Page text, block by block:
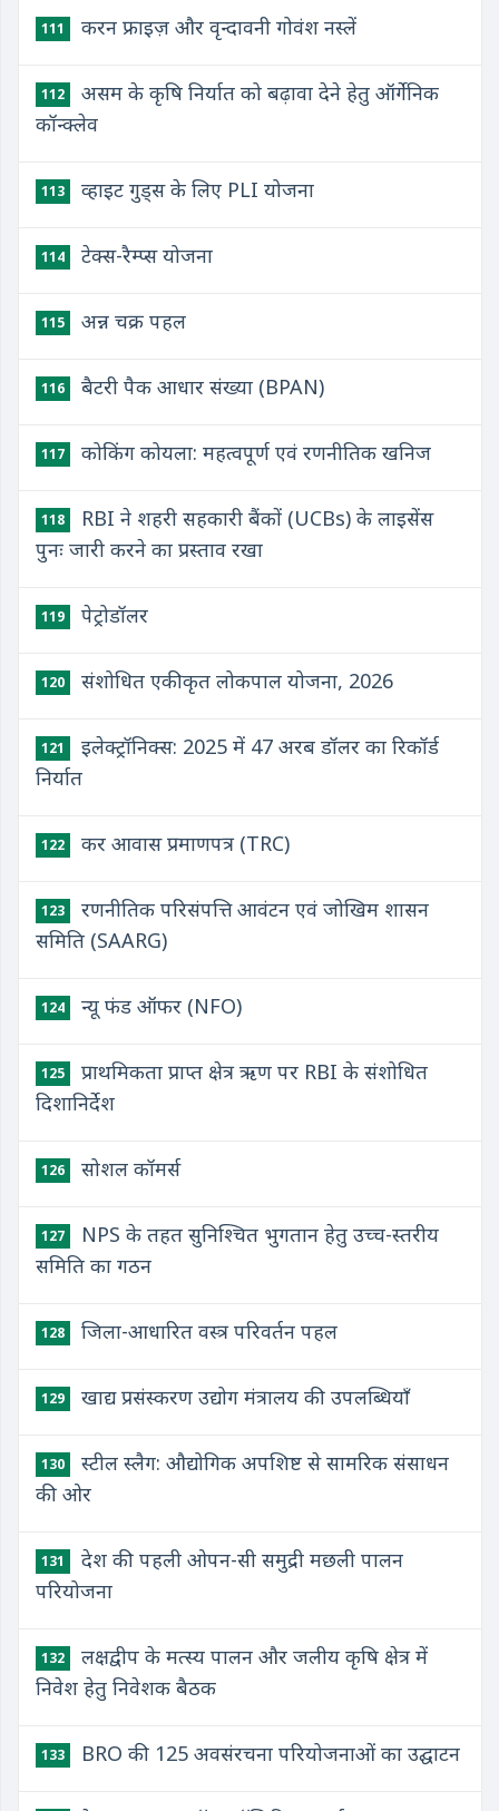
111 करन फ्राइज़ और वृन्दावनी गोवंश नस्लें
112
असम के कृषि निर्यात को बढ़ावा देने हेतु ऑर्गेनिक
कॉन्क्लेव
113 व्हाइट गुड्स के लिए PLI योजना
114 टेक्स-रैम्प्स योजना
115 अन्न चक्र पहल
116 बैटरी पैक आधार संख्या (BPAN)
117 कोकिंग कोयला: महत्वपूर्ण एवं रणनीतिक खनिज
118
RBI ने शहरी सहकारी बैंकों (UCBs) के लाइसेंस
पुनः जारी करने का प्रस्ताव रखा
119 पेट्रोडॉलर
120 संशोधित एकीकृत लोकपाल योजना, 2026
121
इलेक्ट्रॉनिक्स: 2025 में 47 अरब डॉलर का रिकॉर्ड
निर्यात
122 कर आवास प्रमाणपत्र (TRC)
123
रणनीतिक परिसंपत्ति आवंटन एवं जोखिम शासन
समिति (SAARG)
124 न्यू फंड ऑफर (NFO)
125
प्राथमिकता प्राप्त क्षेत्र ऋण पर RBI के संशोधित
दिशानिर्देश
126 सोशल कॉमर्स
127
NPS के तहत सुनिश्चित भुगतान हेतु उच्च-स्तरीय
समिति का गठन
128 जिला-आधारित वस्त्र परिवर्तन पहल
129 खाद्य प्रसंस्करण उद्योग मंत्रालय की उपलब्धियाँ
130
स्टील स्लैग: औद्योगिक अपशिष्ट से सामरिक संसाधन
की ओर
131
देश की पहली ओपन-सी समुद्री मछली पालन
परियोजना
132
लक्षद्वीप के मत्स्य पालन और जलीय कृषि क्षेत्र में
निवेश हेतु निवेशक बैठक
133 BRO की 125 अवसंरचना परियोजनाओं का उद्घाटन